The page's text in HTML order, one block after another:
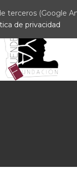
(Google
de privacidad